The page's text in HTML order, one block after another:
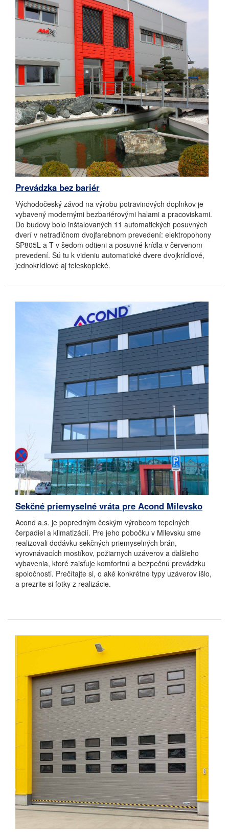
Prevádzka bez bariér
Východočeský závod na výrobu potravinových doplnkov je
vybavený modernými bezbariérovými halami a pracoviskami.
Do budovy bolo inštalovaných 11 automatických posuvných
dverí v netradičnom dvojfarebnom prevedení: elektropohony
SP805L a T v šedom odtieni a posuvné krídla v červenom
prevedení. Sú tu k videniu automatické dvere dvojkrídlové,
jednokrídlové aj teleskopické.
Sekčné priemyselné vráta pre Acond Milevsko
Acond a.s. je popredným českým výrobcom tepelných
čerpadiel a klimatizácií. Pre jeho pobočku v Milevsku sme
realizovali dodávku sekčných priemyselných brán,
vyrovnávacích mostíkov, požiarnych uzáverov a ďalšieho
vybavenia, ktoré zaisťuje komfortnú a bezpečnú prevádzku
spoločnosti. Prečítajte si, o aké konkrétne typy uzáverov išlo,
a prezrite si fotky z realizácie.